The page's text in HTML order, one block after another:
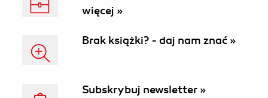
więcej »
Brak książki? - daj nam znać »
Subskrybuj newsletter »